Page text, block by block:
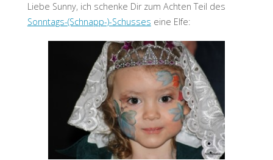
Liebe Sunny, ich schenke Dir zum Achten Teil des
Sonntags-(Schnapp-)-Schusses eine Elfe: